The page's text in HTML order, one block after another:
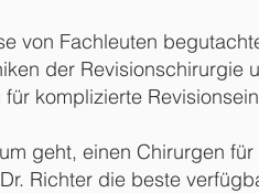
von Fachleuten
der Revisionschirurgie
komplizierte
geht, einen Chirurgen
Richter die beste